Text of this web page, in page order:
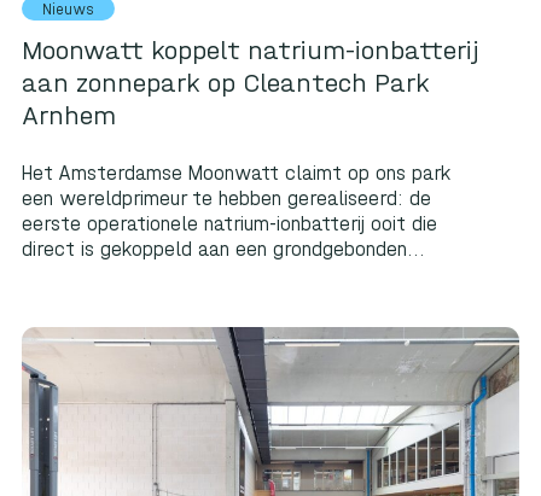
Nieuws
Moonwatt koppelt natrium-ionbatterij
aan zonnepark op Cleantech Park
Arnhem
Het Amsterdamse Moonwatt claimt op ons park
een wereldprimeur te hebben gerealiseerd: de
eerste operationele natrium-ionbatterij ooit die
direct is gekoppeld aan een grondgebonden...